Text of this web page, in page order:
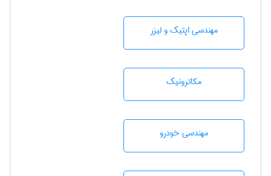
مهندسی اپتیک و لیزر
مکاترونیک
مهندسی خودرو